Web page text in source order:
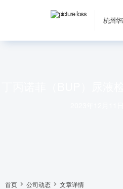
杭州
首页 公司动态 文章详情